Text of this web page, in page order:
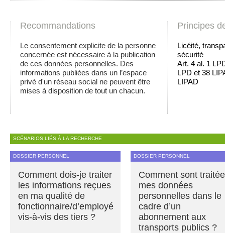
Recommandations
Le consentement explicite de la personne
concernée est nécessaire à la publication
de ces données personnelles. Des
informations publiées dans un l’espace
privé d'un réseau social ne peuvent être
mises à disposition de tout un chacun.
Principes
Licéité,
sécurité
Art. 4 al. 1
LPD et 38
LIPAD
SCÉNARIOS LIÉS À LA RECHERCHE
DOSSIER PERSONNEL
Comment dois-je traiter
les informations reçues
en ma qualité de
fonctionnaire/d’employé
vis-à-vis des tiers ?
DOSSIER PERSONNEL
Comment sont
mes données
personnelles dans le
cadre d’un
abonnement aux
transports publics ?